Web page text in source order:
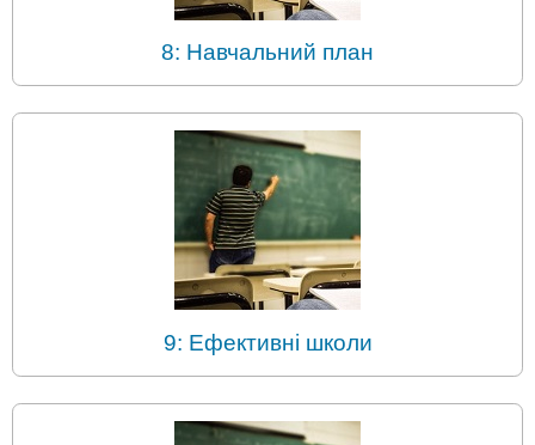
8: Навчальний план
9: Ефективні школи